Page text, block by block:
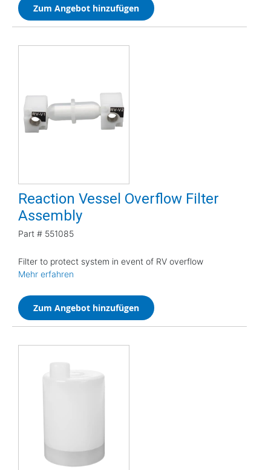
Zum Angebot hinzufügen
Reaction Vessel Overflow Filter
Assembly
Part # 551085
Filter to protect system in event of RV overflow
Mehr erfahren
Zum Angebot hinzufügen